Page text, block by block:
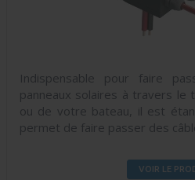
Indispensable pour faire
panneaux solaires à travers le
ou de votre bateau, il est
permet de faire passer des
VOIR LE